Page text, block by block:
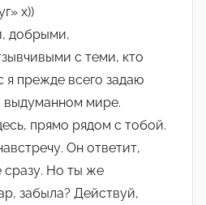
х))
добрыми,
с теми, кто
я прежде всего задаю
выдуманном мире.
прямо рядом с тобой.
Он ответит,
Но ты же
забыла? Действуй,